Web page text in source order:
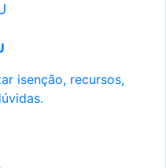
isenção, recursos,